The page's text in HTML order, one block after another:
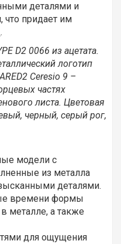
деталями и
что придает им
D2 0066 из ацетата.
логотип
Ceresio 9 –
частях
листа. Цветовая
черный, серый рог,
модели с
из металла
деталями.
времени формы
металле, а также
для ощущения